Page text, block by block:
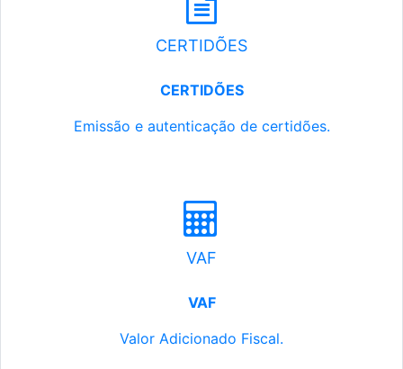
CERTIDÕES
CERTIDÕES
Emissão e autenticação de certidões.
VAF
VAF
Valor Adicionado Fiscal.